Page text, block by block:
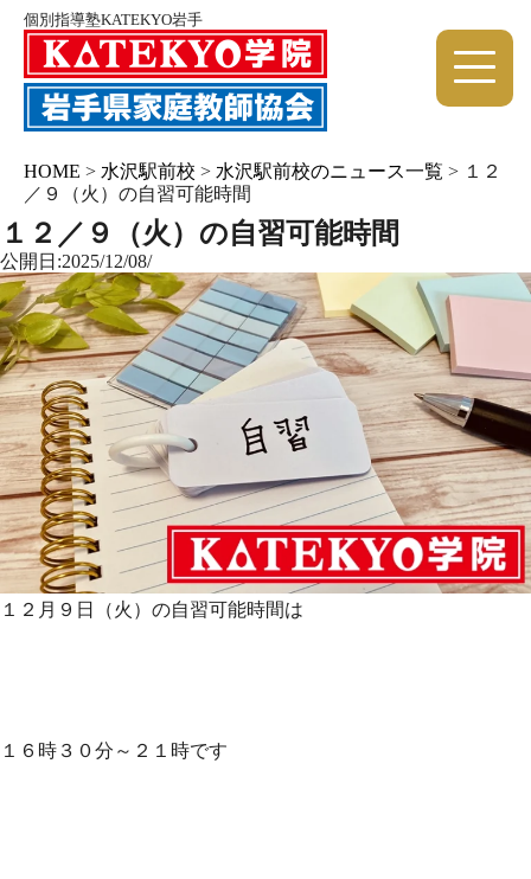
個別指導塾KATEKYO岩手
HOME > 水沢駅前校 > 水沢駅前校のニュース一覧 > １２
／９（火）の自習可能時間
１２／９（火）の自習可能時間
公開日:2025/12/08/
１２月９日（火）の自習可能時間は
１６時３０分～２１時です